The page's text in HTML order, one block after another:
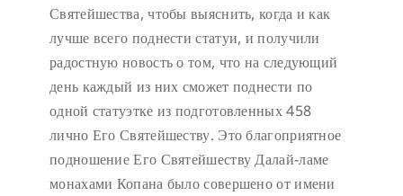
Святейшества, чтобы выяснить, когда и как
лучше всего поднести статуи, и получили
радостную новость о том, что на следующий
день каждый из них сможет поднести по
одной статуэтке из подготовленных 458
лично Его Святейшеству. Это благоприятное
подношение Его Святейшеству Далай-ламе
монахами Копана было совершено от имени